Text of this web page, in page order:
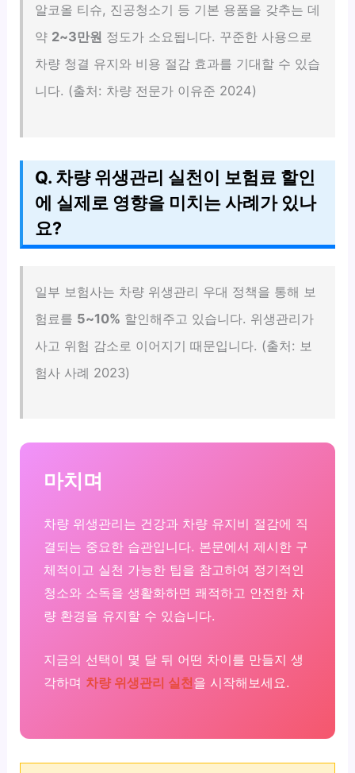
알코올 티슈, 진공청소기 등 기본 용품을 갖추는 데
약 2~3만원 정도가 소요됩니다. 꾸준한 사용으로
차량 청결 유지와 비용 절감 효과를 기대할 수 있습
니다. (출처: 차량 전문가 이유준 2024)
Q. 차량 위생관리 실천이 보험료 할인
에 실제로 영향을 미치는 사례가 있나
요?
일부 보험사는 차량 위생관리 우대 정책을 통해 보
험료를 5~10% 할인해주고 있습니다. 위생관리가
사고 위험 감소로 이어지기 때문입니다. (출처: 보
험사 사례 2023)
마치며
차량 위생관리는 건강과 차량 유지비 절감에 직
결되는 중요한 습관입니다. 본문에서 제시한 구
체적이고 실천 가능한 팁을 참고하여 정기적인
청소와 소독을 생활화하면 쾌적하고 안전한 차
량 환경을 유지할 수 있습니다.
지금의 선택이 몇 달 뒤 어떤 차이를 만들지 생
각하며 차량 위생관리 실천을 시작해보세요.